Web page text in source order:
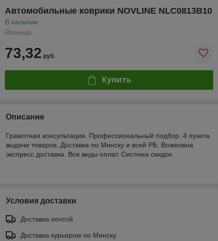
Автомобильные коврики NOVLINE NLC0813B10
В наличии
Розница
73,32 руб.
Купить
Описание
Грамотная консультация. Профессиональный подбор. 4 пункта
выдачи товаров. Доставка по Минску и всей РБ. Возможна
экспресс доставка. Все виды оплат. Система скидок.
Условия доставки
Доставка почтой
Доставка курьером по Минску